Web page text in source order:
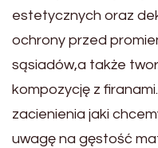
estetycznych oraz
ochrony przed
sąsiadów,a także
kompozycję z
zacienienia jaki
uwagę na gęstość